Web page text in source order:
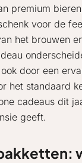
premium
voor de
het brouwen
door een
het standaard
cadeaus dit
geeft.